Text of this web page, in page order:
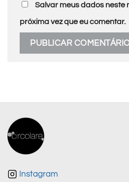
Salvar meus dados
próxima vez que eu comentar.
Instagram